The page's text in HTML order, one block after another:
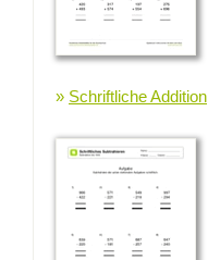
» Schriftliche Addition